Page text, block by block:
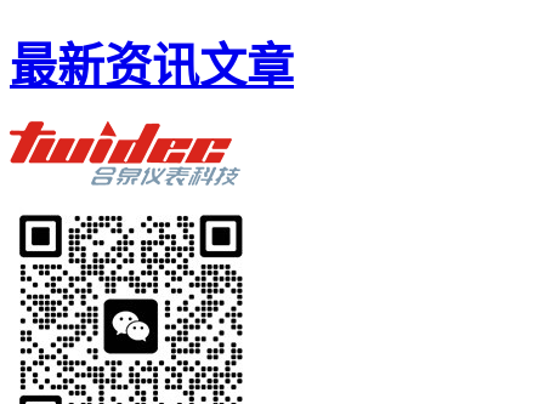
最新资讯文章